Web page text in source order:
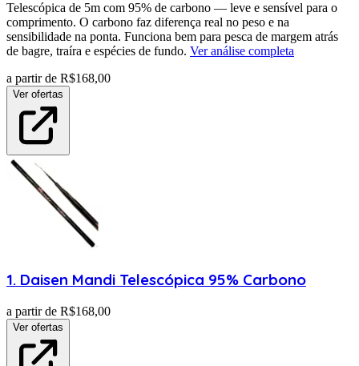
Telescópica de 5m com 95% de carbono — leve e sensível para o
comprimento. O carbono faz diferença real no peso e na
sensibilidade na ponta. Funciona bem para pesca de margem atrás
de bagre, traíra e espécies de fundo. Ver análise completa
a partir de R$168,00
Ver ofertas
1. Daisen Mandi Telescópica 95% Carbono
a partir de R$168,00
Ver ofertas